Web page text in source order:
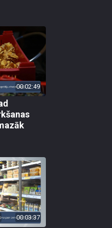
00:02:49
00:03:37